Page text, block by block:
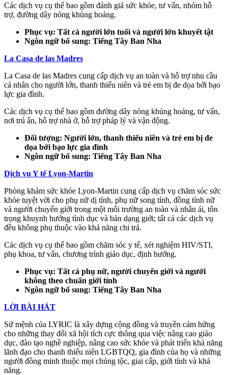
Các dịch vụ cụ thể bao gồm đánh giá sức khỏe, tư vấn, nhóm hỗ
trợ, đường dây nóng khủng hoảng.
Phục vụ: Tất cả người lớn tuổi và người lớn khuyết tật
Ngôn ngữ bổ sung: Tiếng Tây Ban Nha
La Casa de las Madres
La Casa de las Madres cung cấp dịch vụ an toàn và hỗ trợ nhu cầu
cá nhân cho người lớn, thanh thiếu niên và trẻ em bị đe dọa bởi bạo
lực gia đình.
Các dịch vụ cụ thể bao gồm đường dây nóng khủng hoảng, tư vấn,
nơi trú ẩn, hỗ trợ nhà ở, hỗ trợ pháp lý và vận động.
Đối tượng: Người lớn, thanh thiếu niên và trẻ em bị đe
dọa bởi bạo lực gia đình
Ngôn ngữ bổ sung: Tiếng Tây Ban Nha
Dịch vụ Y tế Lyon-Martin
Phòng khám sức khỏe Lyon-Martin cung cấp dịch vụ chăm sóc sức
khỏe tuyệt vời cho phụ nữ dị tính, phụ nữ song tính, đồng tính nữ
và người chuyển giới trong một môi trường an toàn và nhân ái, tôn
trọng khuynh hướng tình dục và bản dạng giới; tất cả các dịch vụ
đều không phụ thuộc vào khả năng chi trả.
Các dịch vụ cụ thể bao gồm chăm sóc y tế, xét nghiệm HIV/STI,
phụ khoa, tư vấn, chương trình giáo dục, định hướng.
Phục vụ: Tất cả phụ nữ, người chuyển giới và người
không theo chuẩn giới tính
Ngôn ngữ bổ sung: Tiếng Tây Ban Nha
LỜI BÀI HÁT
Sứ mệnh của LYRIC là xây dựng cộng đồng và truyền cảm hứng
cho những thay đổi xã hội tích cực thông qua việc nâng cao giáo
dục, đào tạo nghề nghiệp, nâng cao sức khỏe và phát triển khả năng
lãnh đạo cho thanh thiếu niên LGBTQQ, gia đình của họ và những
người đồng minh thuộc mọi chủng tộc, giai cấp, giới tính và khả
năng.